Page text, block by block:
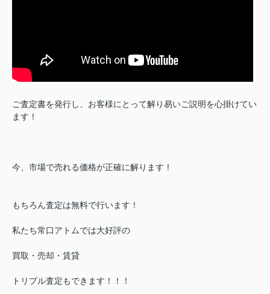
ご査定書を発行し、お客様にとって解り易いご説明を心掛けてい
ます！
今、市場で売れる価格が正確に解ります！
もちろん査定は無料で行います！
私たち常口アトムでは大好評の
買取・売却・賃貸
トリプル査定もできます！！！